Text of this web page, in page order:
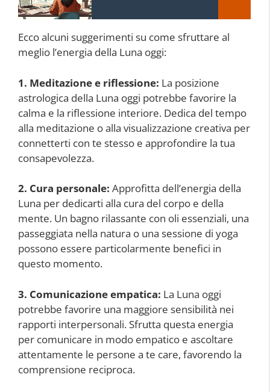
Ecco alcuni suggerimenti su come sfruttare al
meglio l’energia della Luna oggi:
1. Meditazione e riflessione: La posizione
astrologica della Luna oggi potrebbe favorire la
calma e la riflessione interiore. Dedica del tempo
alla meditazione o alla visualizzazione creativa per
connetterti con te stesso e approfondire la tua
consapevolezza.
2. Cura personale: Approfitta dell’energia della
Luna per dedicarti alla cura del corpo e della
mente. Un bagno rilassante con oli essenziali, una
passeggiata nella natura o una sessione di yoga
possono essere particolarmente benefici in
questo momento.
3. Comunicazione empatica: La Luna oggi
potrebbe favorire una maggiore sensibilità nei
rapporti interpersonali. Sfrutta questa energia
per comunicare in modo empatico e ascoltare
attentamente le persone a te care, favorendo la
comprensione reciproca.